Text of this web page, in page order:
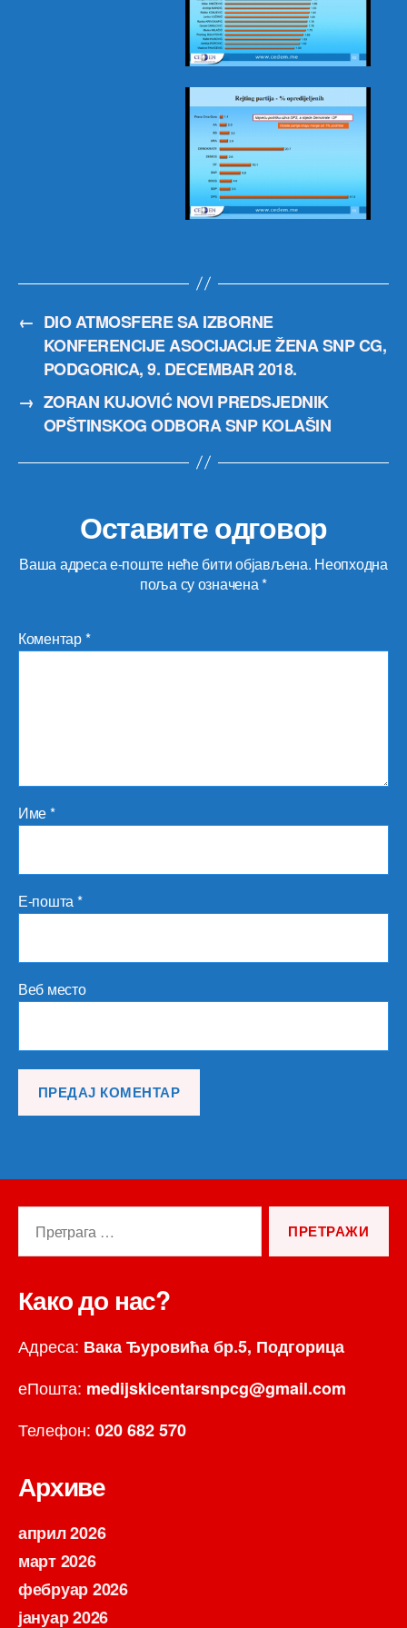
← DIO ATMOSFERE SA IZBORNE
KONFERENCIJE ASOCIJACIJE ŽENA SNP CG,
PODGORICA, 9. DECEMBAR 2018.
→ ZORAN KUJOVIĆ NOVI PREDSJEDNIK
OPŠTINSKOG ODBORA SNP KOLAŠIN
Оставите одговор
Ваша адреса е-поште неће бити објављена. Неопходна
поља су означена*
Коментар*
Име*
Е-пошта*
Веб место
Како до нас?
Адреса: Вака Ђуровића бр.5, Подгорица
еПошта: medijskicentarsnpcg@gmail.com
Телефон: 020 682 570
Архиве
април 2026
март 2026
фебруар 2026
јануар 2026